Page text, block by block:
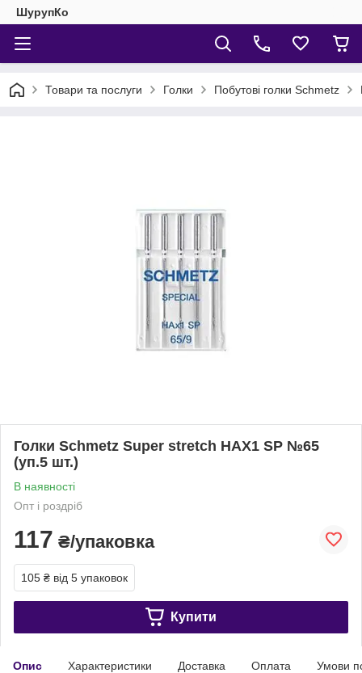
ШурупКо
Товари та послуги Голки Побутові голки Schmetz
Голки Schmetz Super stretch HAX1 SP №65
(уп.5 шт.)
В наявності
Опт і роздріб
117 ₴/упаковка
105 ₴ від 5 упаковок
Купити
Опис Характеристики Доставка Оплата Умови